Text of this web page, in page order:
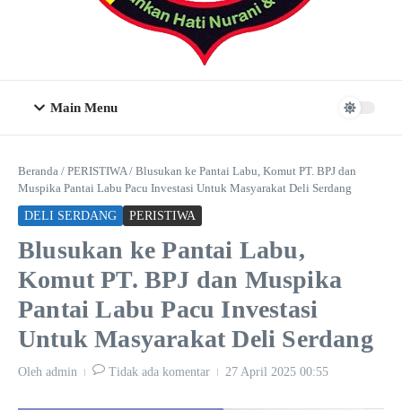
Main Menu
Beranda / PERISTIWA/ Blusukan ke Pantai Labu, Komut PT. BPJ dan
Muspika Pantai Labu Pacu Investasi Untuk Masyarakat Deli Serdang
DELI SERDANG PERISTIWA
Blusukan ke Pantai Labu,
Komut PT. BPJ dan Muspika
Pantai Labu Pacu Investasi
Untuk Masyarakat Deli Serdang
Oleh admin Tidak ada komentar 27 April 2025 00:55